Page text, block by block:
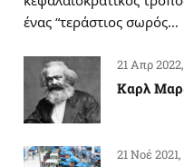
ένας “τεράστιος σωρός…
21 Απρ
Καρλ
21 Νοέ 2021,